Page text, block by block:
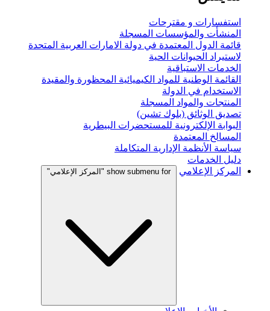
استفسارات و مقترحات
المنشأت والمؤسسات المسجلة
قائمة الدول المعتمدة في دولة الامارات العربية المتحدة
لاستيراد الحيوانات الحية
الخدمات الاستباقية
القائمة الوطنية للمواد الكيميائية المحظورة والمقيدة
الاستخدام في الدولة
المنتجات والمواد المسجلة
تصديق الوثائق (بلوك تشين)
البوابة الإلكترونية للمستحضرات البيطرية
المسالخ المعتمدة
سياسة الأنظمة الإدارية المتكاملة
دليل الخدمات
المركز الإعلامي
show submenu for "المركز الإعلامي"